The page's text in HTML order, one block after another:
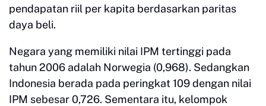
pendapatan riil per kapita berdasarkan paritas
daya beli.
Negara yang memiliki nilai IPM tertinggi pada
tahun 2006 adalah Norwegia (0,968). Sedangkan
Indonesia berada pada peringkat 109 dengan nilai
IPM sebesar 0,726. Sementara itu, kelompok